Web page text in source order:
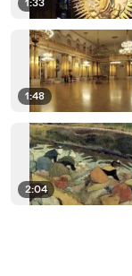
1:33
1:48
2:04